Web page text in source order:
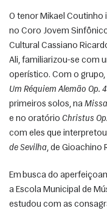
O tenor Mikael Coutinho
no Coro Jovem
Cultural Cassiano
Ali, familiarizou-se com
Um Réquiem Alemão Op.
primeiros solos, na
e no oratório Christus
com eles que
de Sevilha, de Gioachino
Em busca do
a Escola Municipal de
estudou com as